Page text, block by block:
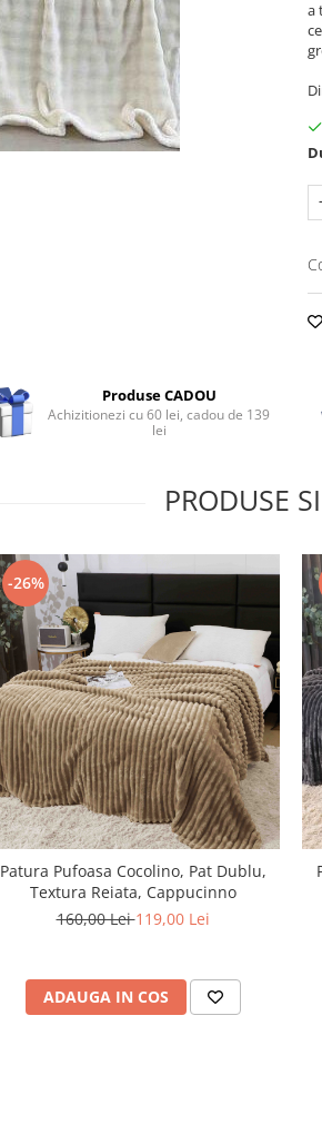
a
Produse CADOU
Achizitionezi cu 60 lei, cadou de 139
lei
PRODUSE
-26%
Patura Pufoasa Cocolino, Pat Dublu,
Textura Reiata, Cappucinno
160,00 Lei119,00 Lei
ADAUGA IN COS